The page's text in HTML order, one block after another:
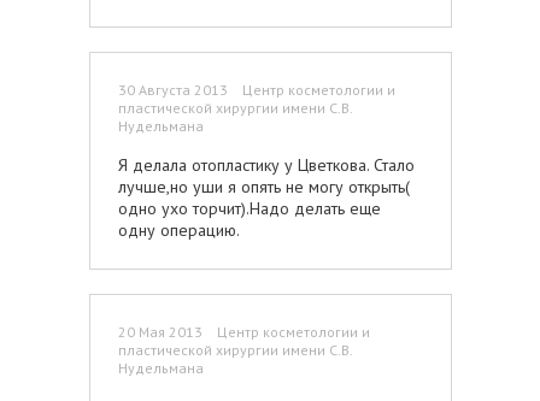
ведь не всё так легко
далось...СПАСИБО!!!
30 Августа 2013 Центр косметологии и
пластической хирургии имени С.В.
Нудельмана
Я делала отопластику у Цветкова. Стало
лучше,но уши я опять не могу открыть(
одно ухо торчит).Надо делать еще
одну операцию.
20 Мая 2013 Центр косметологии и
пластической хирургии имени С.В.
Нудельмана